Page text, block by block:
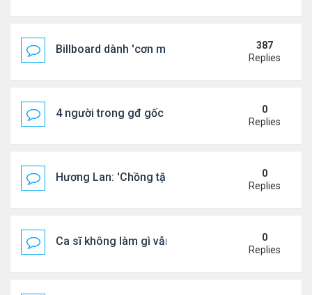
Billboard dành 'cơn mưa' lời khen BTS
387
Replies
4 người trong gđ gốc Việt thiệt mạng vì tai nạn xe
0
Replies
Hương Lan: 'Chồng tặng tôi khu vườn tình yêu'
0
Replies
Ca sĩ không làm gì vẫn kiếm được 400 triệu đồng/
0
Replies